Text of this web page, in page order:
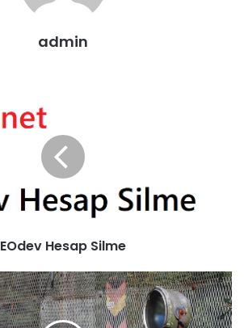
admin
EOdev Hesap Silme